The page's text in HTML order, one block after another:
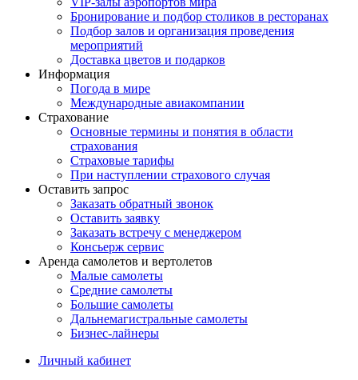
Бронирование и подбор столиков в ресторанах
Подбор залов и организация проведения
мероприятий
Доставка цветов и подарков
Информация
Погода в мире
Международные авиакомпании
Страхование
Основные термины и понятия в области
страхования
Страховые тарифы
При наступлении страхового случая
Оставить запрос
Заказать обратный звонок
Оставить заявку
Заказать встречу с менеджером
Консьерж сервис
Аренда самолетов и вертолетов
Малые самолеты
Средние самолеты
Большие самолеты
Дальнемагистральные самолеты
Бизнес-лайнеры
Личный кабинет